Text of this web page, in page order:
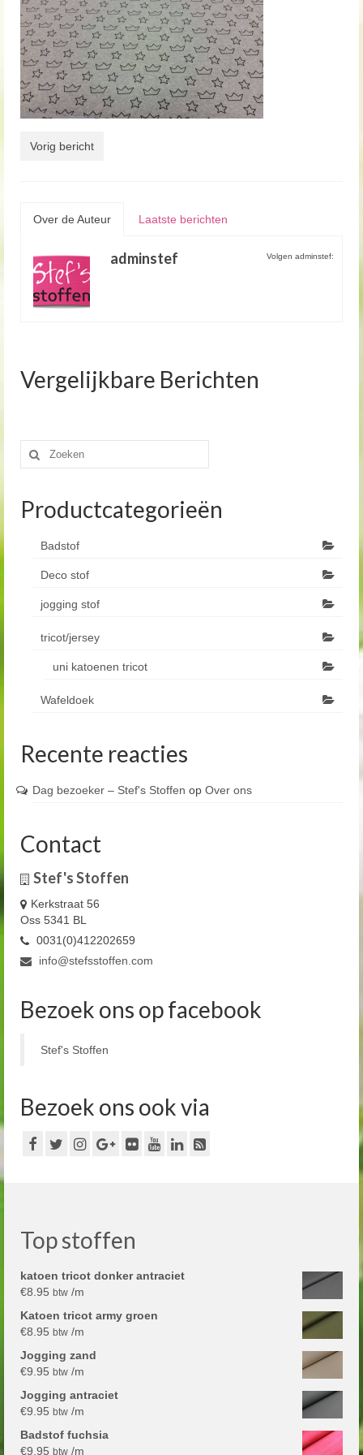
Vorig bericht
Over de Auteur Laatste berichten
Volgen adminstef:
adminstef
Vergelijkbare Berichten
Zoeken
naar:
Productcategorieën
Badstof
Deco stof
jogging stof
tricot/jersey
uni katoenen tricot
Wafeldoek
Recente reacties
Dag bezoeker – Stef's Stoffen op Over ons
Contact
Stef's Stoffen
Kerkstraat 56
Oss 5341 BL
0031(0)412202659
info@stefsstoffen.com
Bezoek ons op facebook
Stef's Stoffen
Bezoek ons ook via
Top stoffen
katoen tricot donker antraciet
€8.95 btw /m
Katoen tricot army groen
€8.95 btw /m
Jogging zand
€9.95 btw /m
Jogging antraciet
€9.95 btw /m
Badstof fuchsia
€9.95 btw /m